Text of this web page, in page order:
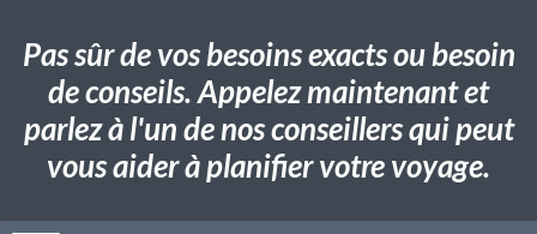
Pas sûr de vos besoins exacts ou besoin
de conseils. Appelez maintenant et
parlez à l'un de nos conseillers qui peut
vous aider à planifier votre voyage.